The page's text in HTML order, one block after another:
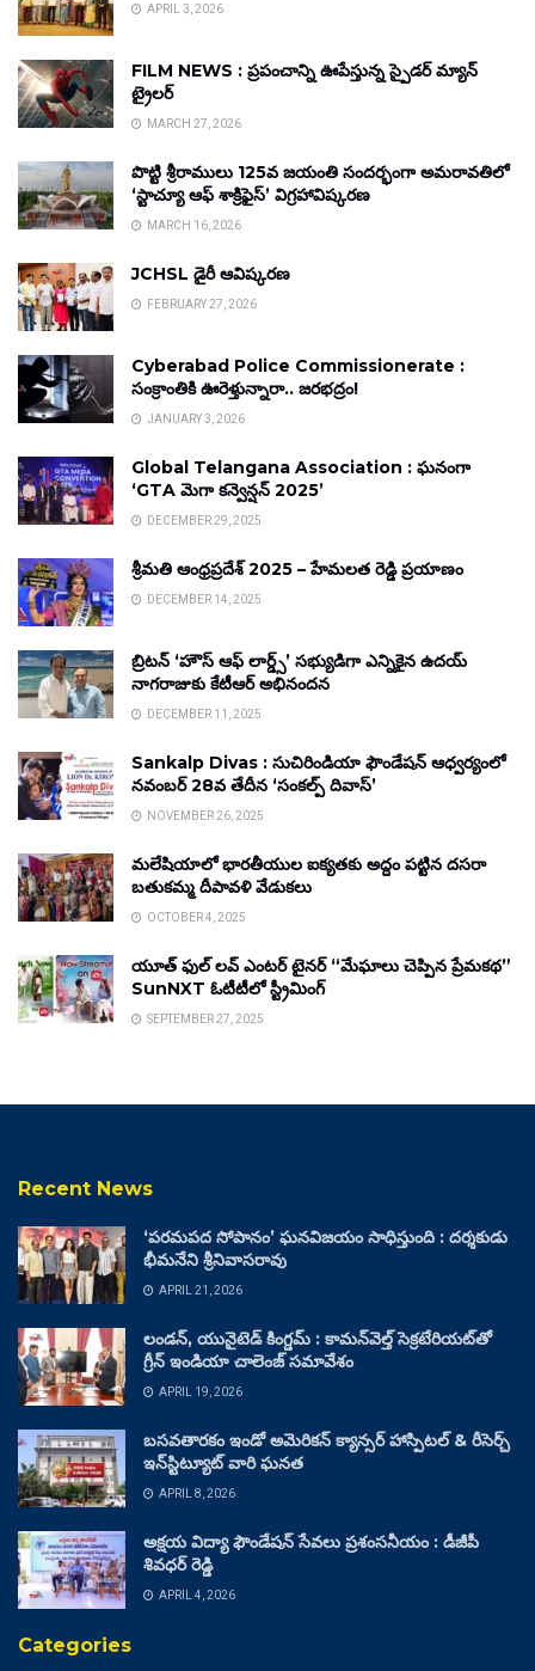
APRIL 3, 2026
FILM NEWS : ప్రపంచాన్ని ఊపేస్తున్న స్పైడర్ మ్యాన్
ట్రైలర్
MARCH 27, 2026
పొట్టి శ్రీరాములు 125వ జయంతి సందర్భంగా అమరావతిలో
‘స్టాచ్యూ ఆఫ్ శాక్రిఫైస్’ విగ్రహావిష్కరణ
MARCH 16, 2026
JCHSL డైరీ ఆవిష్కరణ
FEBRUARY 27, 2026
Cyberabad Police Commissionerate :
సంక్రాంతికి ఊరెళ్తున్నారా.. జరభద్రం!
JANUARY 3, 2026
Global Telangana Association : ఘనంగా
‘GTA మెగా కన్వెన్షన్ 2025’
DECEMBER 29, 2025
శ్రీమతి ఆంధ్రప్రదేశ్ 2025 – హేమలత రెడ్డి ప్రయాణం
DECEMBER 14, 2025
బ్రిటన్ ‘హౌస్ ఆఫ్ లార్డ్స్’ సభ్యుడిగా ఎన్నికైన ఉదయ్
నాగరాజుకు కేటీఆర్ అభినందన
DECEMBER 11, 2025
Sankalp Divas : సుచిరిండియా ఫౌండేషన్ ఆధ్వర్యంలో
నవంబర్ 28వ తేదీన ‘సంకల్ప్ దివాస్’
NOVEMBER 26, 2025
మలేషియాలో భారతీయుల ఐక్యతకు అద్దం పట్టిన దసరా
బతుకమ్మ దీపావళి వేడుకలు
OCTOBER 4, 2025
యూత్ ఫుల్ లవ్ ఎంటర్ టైనర్ “మేఘాలు చెప్పిన ప్రేమకథ”
SunNXT ఓటీటీలో స్ట్రీమింగ్
SEPTEMBER 27, 2025
Recent News
‘పరమపద సోపానం’ ఘనవిజయం సాధిస్తుంది : దర్శకుడు
భీమనేని శ్రీనివాసరావు
APRIL 21, 2026
లండన్, యునైటెడ్ కింగ్డమ్ : కామన్‌వెల్త్ సెక్రటేరియట్‌తో
గ్రీన్ ఇండియా చాలెంజ్ సమావేశం
APRIL 19, 2026
బసవతారకం ఇండో అమెరికన్ క్యాన్సర్ హాస్పిటల్ & రీసెర్చ్
ఇన్‌స్టిట్యూట్ వారి ఘనత
APRIL 8, 2026
అక్షయ విద్యా ఫౌండేషన్ సేవలు ప్రశంసనీయం : డీజీపీ
శివధర్ రెడ్డి
APRIL 4, 2026
Categories